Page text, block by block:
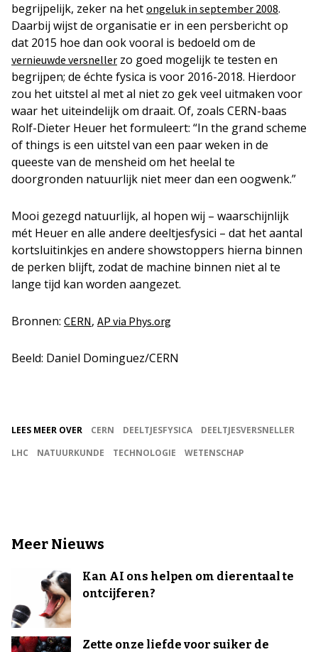
begrijpelijk, zeker na het ongeluk in september 2008.
Daarbij wijst de organisatie er in een persbericht op
dat 2015 hoe dan ook vooral is bedoeld om de
vernieuwde versneller zo goed mogelijk te testen en
begrijpen; de échte fysica is voor 2016-2018. Hierdoor
zou het uitstel al met al niet zo gek veel uitmaken voor
waar het uiteindelijk om draait. Of, zoals CERN-baas
Rolf-Dieter Heuer het formuleert: “In the grand scheme
of things is een uitstel van een paar weken in de
queeste van de mensheid om het heelal te
doorgronden natuurlijk niet meer dan een oogwenk.”
Mooi gezegd natuurlijk, al hopen wij – waarschijnlijk
mét Heuer en alle andere deeltjesfysici – dat het aantal
kortsluitinkjes en andere showstoppers hierna binnen
de perken blijft, zodat de machine binnen niet al te
lange tijd kan worden aangezet.
Bronnen: CERN, AP via Phys.org
Beeld: Daniel Dominguez/CERN
LEES MEER OVER CERN DEELTJESFYSICA
DEELTJESVERSNELLER
LHC
NATUURKUNDE TECHNOLOGIE WETENSCHAP
Meer Nieuws
Kan AI ons helpen om dierentaal te
ontcijferen?
Zette onze liefde voor suiker de